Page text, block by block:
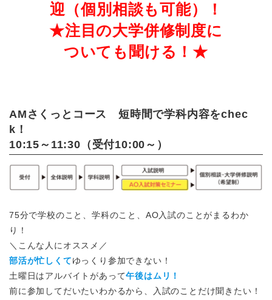
迎（個別相談も可能）！
★注目の大学併修制度に
ついても聞ける！★
AMさくっとコース 短時間で学科内容をchec
k！
10:15～11:30（受付10:00～）
75分で学校のこと、学科のこと、AO入試のことがまるわか
り！
＼こんな人にオススメ／
部活が忙しくてゆっくり参加できない！
土曜日はアルバイトがあって午後はムリ！
前に参加してだいたいわかるから、入試のことだけ聞きたい！